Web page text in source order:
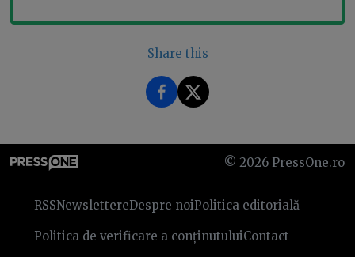
Share this
©2026 PressOne.ro
RSSNewslettereDespre noiPolitica editorială
Politica de verificare a conținutuluiContact